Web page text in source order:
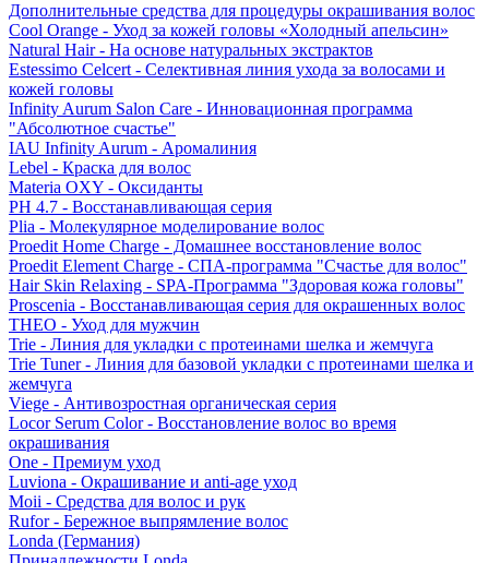
Дополнительные средства для процедуры окрашивания волос
Cool Orange - Уход за кожей головы «Холодный апельсин»
Natural Hair - На основе натуральных экстрактов
Estessimo Celcert - Селективная линия ухода за волосами и
кожей головы
Infinity Aurum Salon Care - Инновационная программа
"Абсолютное счастье"
IAU Infinity Aurum - Аромалиния
Lebel - Краска для волос
Materia OXY - Оксиданты
PH 4.7 - Восстанавливающая серия
Plia - Молекулярное моделирование волос
Proedit Home Charge - Домашнее восстановление волос
Proedit Element Charge - СПА-программа "Счастье для волос"
Hair Skin Relaxing - SPA-Программа "Здоровая кожа головы"
Proscenia - Восстанавливающая серия для окрашенных волос
THEO - Уход для мужчин
Trie - Линия для укладки с протеинами шелка и жемчуга
Trie Tuner - Линия для базовой укладки с протеинами шелка и
жемчуга
Viege - Антивозростная органическая серия
Locor Serum Color - Восстановление волос во время
окрашивания
One - Премиум уход
Luviona - Окрашивание и anti-age уход
Moii - Средства для волос и рук
Rufor - Бережное выпрямление волос
Londa (Германия)